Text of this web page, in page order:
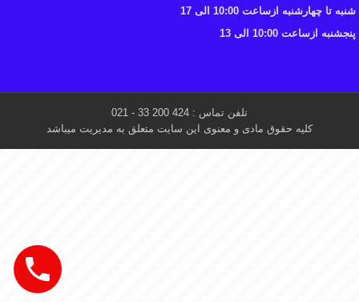
شنبه تا چهارشنبه ازساعت 10:00 الی 17
پنجشنبه ازساعت 10:00 الی 13
تلفن تماس : 424 200 33 - 021
کلیه حقوق مادی و معنوی این سایت متعلق به مدیریت میباشد